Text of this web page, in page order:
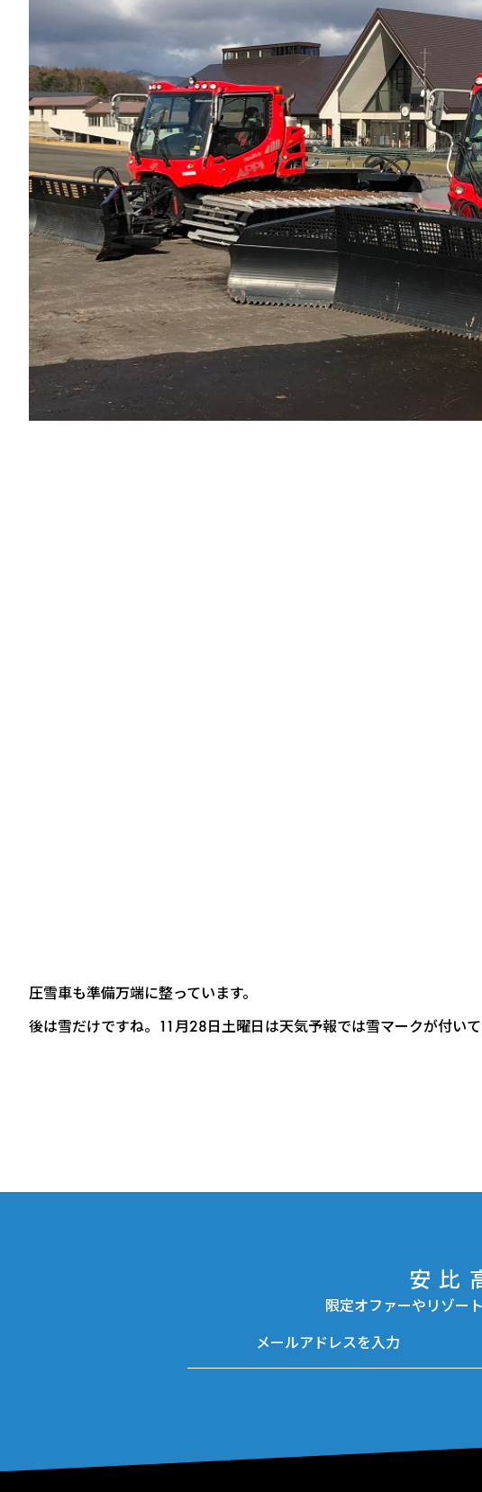
圧雪車も準備万端に整っています。
後は雪だけですね。11月28日土曜日は天気予報では雪マークが付いて
安比
限定オファーやリゾー